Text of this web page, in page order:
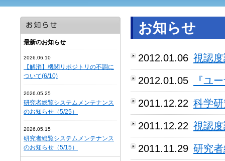
最新のお知らせ
2026.06.10
【解消】機関リポジトリの不調に
ついて(6/10)
2026.05.25
研究者総覧システムメンテナンス
のお知らせ（5/25）
2026.05.15
研究者総覧システムメンテナンス
のお知らせ（5/15）
お知らせ
2012.01.06 視認
2012.01.05 『ユ
2011.12.22 科学
2011.12.22 視認
2011.11.29 研究